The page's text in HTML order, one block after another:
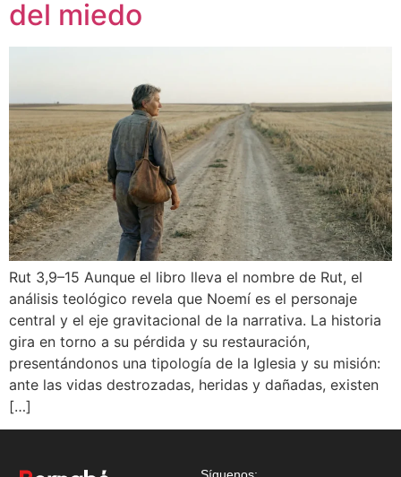
del miedo
Rut 3,9–15 Aunque el libro lleva el nombre de Rut, el
análisis teológico revela que Noemí es el personaje
central y el eje gravitacional de la narrativa. La historia
gira en torno a su pérdida y su restauración,
presentándonos una tipología de la Iglesia y su misión:
ante las vidas destrozadas, heridas y dañadas, existen
[…]